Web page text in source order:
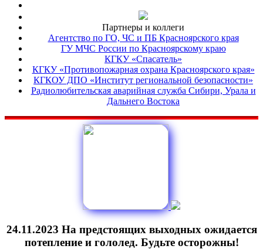
Партнеры и коллеги
Агентство по ГО, ЧС и ПБ Красноярского края
ГУ МЧС России по Красноярскому краю
КГКУ «Спасатель»
КГКУ «Противопожарная охрана Красноярского края»
КГКОУ ДПО «Институт региональной безопасности»
Радиолюбительская аварийная служба Сибири, Урала и
Дальнего Востока
24.11.2023 На предстоящих выходных ожидается
потепление и гололед. Будьте осторожны!